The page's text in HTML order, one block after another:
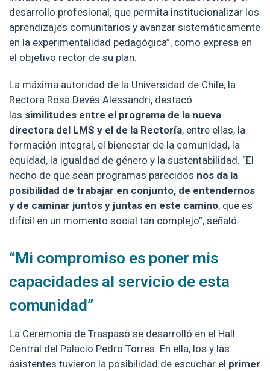
desarrollo profesional, que permita institucionalizar los
aprendizajes comunitarios y avanzar sistemáticamente
en la experimentalidad pedagógica”, como expresa en
el objetivo rector de su plan.
La máxima autoridad de la Universidad de Chile, la
Rectora Rosa Devés Alessandri, destacó
las similitudes entre el programa de la nueva
directora del LMS y el de la Rectoría, entre ellas, la
formación integral, el bienestar de la comunidad, la
equidad, la igualdad de género y la sustentabilidad. “El
hecho de que sean programas parecidos nos da la
posibilidad de trabajar en conjunto, de entendernos
y de caminar juntos y juntas en este camino, que es
difícil en un momento social tan complejo”, señaló.
“Mi compromiso es poner mis
capacidades al servicio de esta
comunidad”
La Ceremonia de Traspaso se desarrolló en el Hall
Central del Palacio Pedro Torres. En ella, los y las
asistentes tuvieron la posibilidad de escuchar el primer